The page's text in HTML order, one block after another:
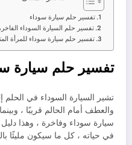
تفسير حلم سيارة سوداء
تفسير حلم السيارة السوداء
تفسير حلم سيارة سوداء للمرأة
تفسير حلم سيارة
تشير السيارة السوداء في الحلم
والعطف أمام الحالم قريبًا ،
سيارة سوداء وفاخرة ، وهذا
في حياته ، كل ما سيكون مليئًا